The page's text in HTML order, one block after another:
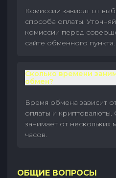
Комиссии зависят от
способа оплаты.
комиссии перед
сайте обменного пункта.
Сколько времени
обмен?
Время обмена зависит
оплаты и
занимает от нескольких
часов.
ОБЩИЕ ВОПРОСЫ